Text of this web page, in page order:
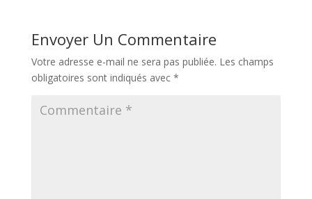
Envoyer Un Commentaire
Votre adresse e-mail ne sera pas publiée. Les champs
obligatoires sont indiqués avec *